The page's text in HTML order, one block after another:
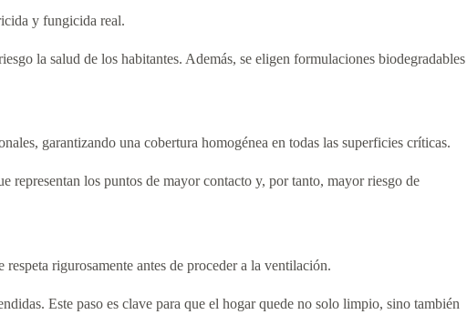
y fungicida real.
la salud de los habitantes. Además, se eligen formulaciones biodegradables
garantizando una cobertura homogénea en todas las superficies críticas.
representan los puntos de mayor contacto y, por tanto, mayor riesgo de
rigurosamente antes de proceder a la ventilación.
Este paso es clave para que el hogar quede no solo limpio, sino también